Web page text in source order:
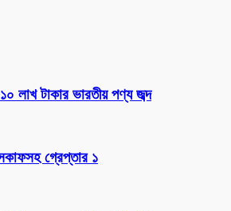
লাখ টাকার ভারতীয় পণ্য জব্দ
গ্রেপ্তার ১